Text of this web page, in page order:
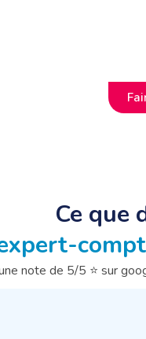
Ce que
note de 5/5 ⭐ sur